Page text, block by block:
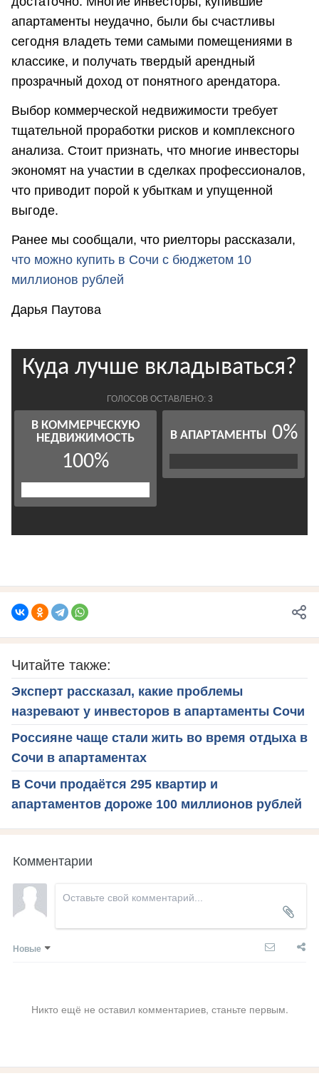
апартаменты неудачно, были бы счастливы
сегодня владеть теми самыми помещениями в
классике, и получать твердый арендный
прозрачный доход от понятного арендатора.
Выбор коммерческой недвижимости требует
тщательной проработки рисков и комплексного
анализа. Стоит признать, что многие инвесторы
экономят на участии в сделках профессионалов,
что приводит порой к убыткам и упущенной
выгоде.
Ранее мы сообщали, что риелторы рассказали,
что можно купить в Сочи с бюджетом 10
миллионов рублей
Дарья Паутова
Читайте также:
Эксперт рассказал, какие проблемы
назревают у инвесторов в апартаменты Сочи
Россияне чаще стали жить во время отдыха в
Сочи в апартаментах
В Сочи продаётся 295 квартир и
апартаментов дороже 100 миллионов рублей
Комментарии
Новые
Никто ещё не оставил комментариев, станьте первым.